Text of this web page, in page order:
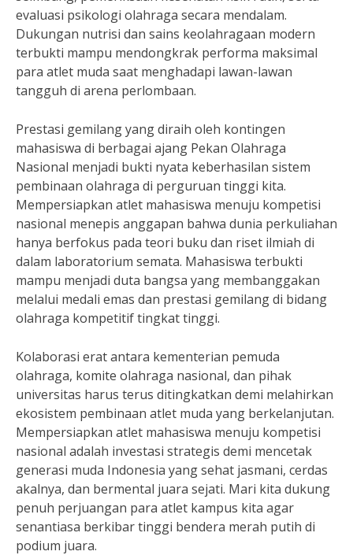
evaluasi psikologi olahraga secara mendalam.
Dukungan nutrisi dan sains keolahragaan modern
terbukti mampu mendongkrak performa maksimal
para atlet muda saat menghadapi lawan-lawan
tangguh di arena perlombaan.
Prestasi gemilang yang diraih oleh kontingen
mahasiswa di berbagai ajang Pekan Olahraga
Nasional menjadi bukti nyata keberhasilan sistem
pembinaan olahraga di perguruan tinggi kita.
Mempersiapkan atlet mahasiswa menuju kompetisi
nasional menepis anggapan bahwa dunia perkuliahan
hanya berfokus pada teori buku dan riset ilmiah di
dalam laboratorium semata. Mahasiswa terbukti
mampu menjadi duta bangsa yang membanggakan
melalui medali emas dan prestasi gemilang di bidang
olahraga kompetitif tingkat tinggi.
Kolaborasi erat antara kementerian pemuda
olahraga, komite olahraga nasional, dan pihak
universitas harus terus ditingkatkan demi melahirkan
ekosistem pembinaan atlet muda yang berkelanjutan.
Mempersiapkan atlet mahasiswa menuju kompetisi
nasional adalah investasi strategis demi mencetak
generasi muda Indonesia yang sehat jasmani, cerdas
akalnya, dan bermental juara sejati. Mari kita dukung
penuh perjuangan para atlet kampus kita agar
senantiasa berkibar tinggi bendera merah putih di
podium juara.